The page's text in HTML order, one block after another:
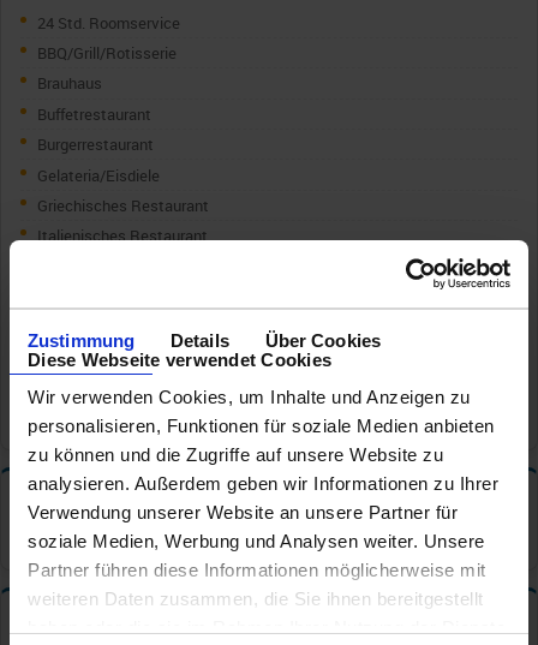
Zustimmung Details
Über Cookies
Diese Webseite verwendet Cookies
Wir verwenden Cookies, um Inhalte und Anzeigen zu
personalisieren, Funktionen für soziale Medien anbieten
zu können und die Zugriffe auf unsere Website zu
analysieren. Außerdem geben wir Informationen zu Ihrer
Verwendung unserer Website an unsere Partner für
soziale Medien, Werbung und Analysen weiter. Unsere
Partner führen diese Informationen möglicherweise mit
weiteren Daten zusammen, die Sie ihnen bereitgestellt
24 Std. Roomservice
BBQ/Grill/Rotisserie
Brauhaus
Buffetrestaurant
Burgerrestaurant
Gelateria/Eisdiele
Griechisches Restaurant
Italienisches Restaurant
Pizzeria
Poolrestaurant
Seafood Restaurant
Tischzeiten
Hauptrestaurant: Feste Tischzeit